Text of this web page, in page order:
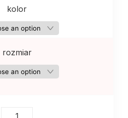
kolor
rozmiar
Longsleeve